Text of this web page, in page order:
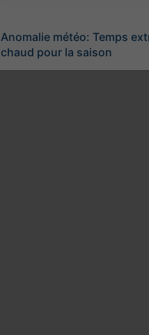
Anomalie météo: Temps
chaud pour la saison